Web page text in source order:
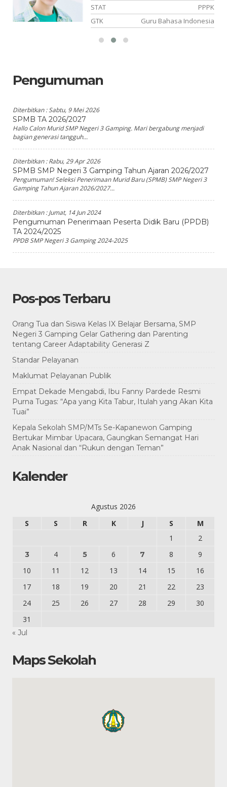
STAT
PPPK
GTK
Guru Bahasa Indonesia
Pengumuman
Diterbitkan :Sabtu, 9 Mei 2026
SPMB TA 2026/2027
Hallo Calon Murid SMP Negeri 3 Gamping. Mari bergabung menjadi
bagian generasi tangguh...
Diterbitkan :Rabu, 29 Apr 2026
SPMB SMP Negeri 3 Gamping Tahun Ajaran 2026/2027
Pengumuman! Seleksi Penerimaan Murid Baru (SPMB) SMP Negeri 3
Gamping Tahun Ajaran 2026/2027...
Diterbitkan :Jumat, 14 Jun 2024
Pengumuman Penerimaan Peserta Didik Baru (PPDB)
TA 2024/2025
PPDB SMP Negeri 3 Gamping 2024-2025
Pos-pos Terbaru
Orang Tua dan Siswa Kelas IX Belajar Bersama, SMP
Negeri 3 Gamping Gelar Gathering dan Parenting
tentang Career Adaptability Generasi Z
Standar Pelayanan
Maklumat Pelayanan Publik
Empat Dekade Mengabdi, Ibu Fanny Pardede Resmi
Purna Tugas: “Apa yang Kita Tabur, Itulah yang Akan Kita
Tuai”
Kepala Sekolah SMP/MTs Se-Kapanewon Gamping
Bertukar Mimbar Upacara, Gaungkan Semangat Hari
Anak Nasional dan “Rukun dengan Teman”
Kalender
Agustus 2026
S
S R K J S
M
1
2
3 4 5 6 7 8
9
10
11 12 13 14 15
16
17
18 19 20 21 22
23
24
25 26 27 28 29
30
31
« Jul
Maps Sekolah